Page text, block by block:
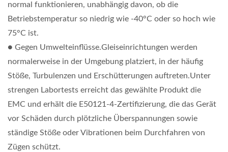
normal funktionieren, unabhängig davon, ob die
Betriebstemperatur so niedrig wie -40°C oder so hoch wie
75°C ist.
● Gegen Umwelteinflüsse.Gleiseinrichtungen werden
normalerweise in der Umgebung platziert, in der häufig
Stöße, Turbulenzen und Erschütterungen auftreten.Unter
strengen Labortests erreicht das gewählte Produkt die
EMC und erhält die E50121-4-Zertifizierung, die das Gerät
vor Schäden durch plötzliche Überspannungen sowie
ständige Stöße oder Vibrationen beim Durchfahren von
Zügen schützt.